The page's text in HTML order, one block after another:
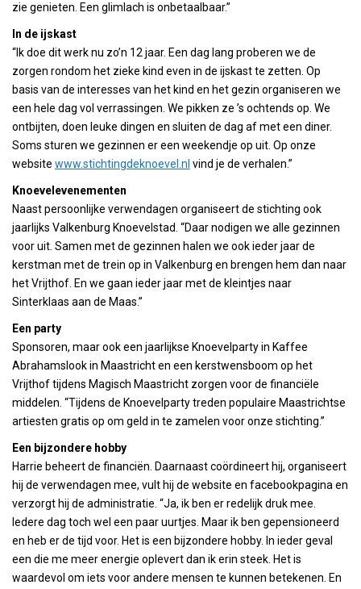
zie genieten. Een glimlach is onbetaalbaar.”
In de ijskast
“Ik doe dit werk nu zo’n 12 jaar. Een dag lang proberen we de
zorgen rondom het zieke kind even in de ijskast te zetten. Op
basis van de interesses van het kind en het gezin organiseren we
een hele dag vol verrassingen. We pikken ze ’s ochtends op. We
ontbijten, doen leuke dingen en sluiten de dag af met een diner.
Soms sturen we gezinnen er een weekendje op uit. Op onze
website www.stichtingdeknoevel.nl vind je de verhalen.”
Knoevelevenementen
Naast persoonlijke verwendagen organiseert de stichting ook
jaarlijks Valkenburg Knoevelstad. “Daar nodigen we alle gezinnen
voor uit. Samen met de gezinnen halen we ook ieder jaar de
kerstman met de trein op in Valkenburg en brengen hem dan naar
het Vrijthof. En we gaan ieder jaar met de kleintjes naar
Sinterklaas aan de Maas.”
Een party
Sponsoren, maar ook een jaarlijkse Knoevelparty in Kaffee
Abrahamslook in Maastricht en een kerstwensboom op het
Vrijthof tijdens Magisch Maastricht zorgen voor de financiële
middelen. “Tijdens de Knoevelparty treden populaire Maastrichtse
artiesten gratis op om geld in te zamelen voor onze stichting.”
Een bijzondere hobby
Harrie beheert de financiën. Daarnaast coördineert hij, organiseert
hij de verwendagen mee, vult hij de website en facebookpagina en
verzorgt hij de administratie. “Ja, ik ben er redelijk druk mee.
Iedere dag toch wel een paar uurtjes. Maar ik ben gepensioneerd
en heb er de tijd voor. Het is een bijzondere hobby. In ieder geval
een die me meer energie oplevert dan ik erin steek. Het is
waardevol om iets voor andere mensen te kunnen betekenen. En